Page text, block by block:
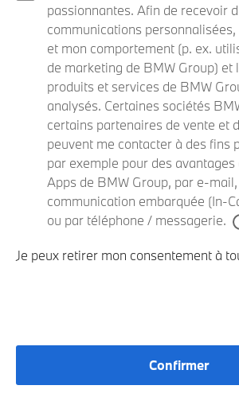
passionnantes. Afin de recevoir
communications
et mon comportement (p. ex.
de marketing de BMW Group) et
produits et services de BMW
analysés. Certaines sociétés
certains partenaires de vente et
peuvent me contacter à des fins
par exemple pour des
Apps de BMW Group, par e-
communication embarquée (In-
ou par téléphone / messagerie.
Je peux retirer mon consentement à
Confirmer